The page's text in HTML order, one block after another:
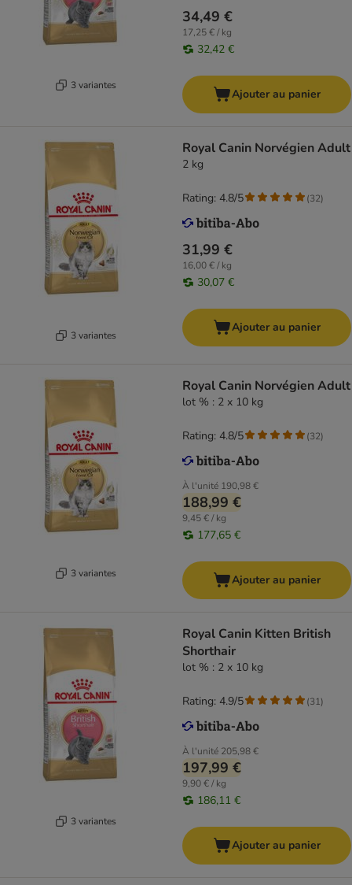
3 variantes
34,49 €
17,25 € / kg
32,42 €
Ajouter au panier
3 variantes
Royal Canin Norvégien Adult
2 kg
31,99 €
16,00 € / kg
30,07 €
Rating: 4.8/5 (32)
Ajouter au panier
3 variantes
Royal Canin Norvégien Adult
lot % : 2 x 10 kg
À l'unité 190,98 €
188,99 €
9,45 € / kg
177,65 €
Rating: 4.8/5 (32)
Ajouter au panier
3 variantes
Royal Canin Kitten British
Shorthair
lot % : 2 x 10 kg
À l'unité 205,98 €
197,99 €
9,90 € / kg
186,11 €
Rating: 4.9/5 (31)
Ajouter au panier